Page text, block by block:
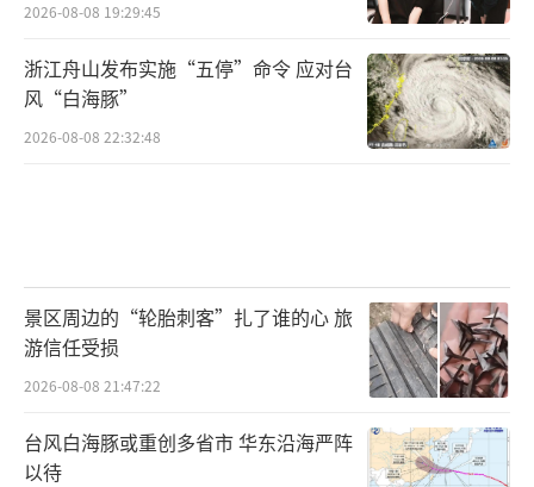
2026-08-08 19:29:45
浙江舟山发布实施“五停”命令 应对台
风“白海豚”
2026-08-08 22:32:48
景区周边的“轮胎刺客”扎了谁的心 旅
游信任受损
2026-08-08 21:47:22
台风白海豚或重创多省市 华东沿海严阵
以待